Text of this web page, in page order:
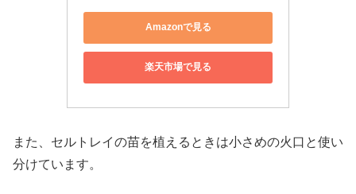
Amazonで見る
楽天市場で見る
また、セルトレイの苗を植えるときは小さめの火口と使い
分けています。